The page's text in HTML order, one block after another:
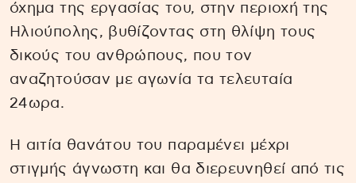
όχημα της εργασίας του, στην περιοχή της
Ηλιούπολης, βυθίζοντας στη θλίψη τους
δικούς του ανθρώπους, που τον
αναζητούσαν με αγωνία τα τελευταία
24ωρα.
Η αιτία θανάτου του παραμένει μέχρι
στιγμής άγνωστη και θα διερευνηθεί από τις